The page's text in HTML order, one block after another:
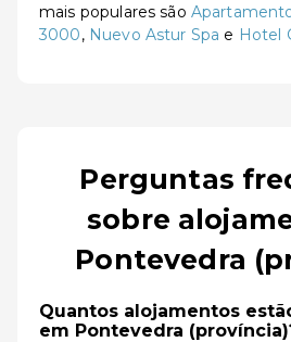
mais populares são
3000, Nuevo Astur Spa e Hotel
Perguntas
sobre
Pontevedra
Quantos alojamentos
em Pontevedra